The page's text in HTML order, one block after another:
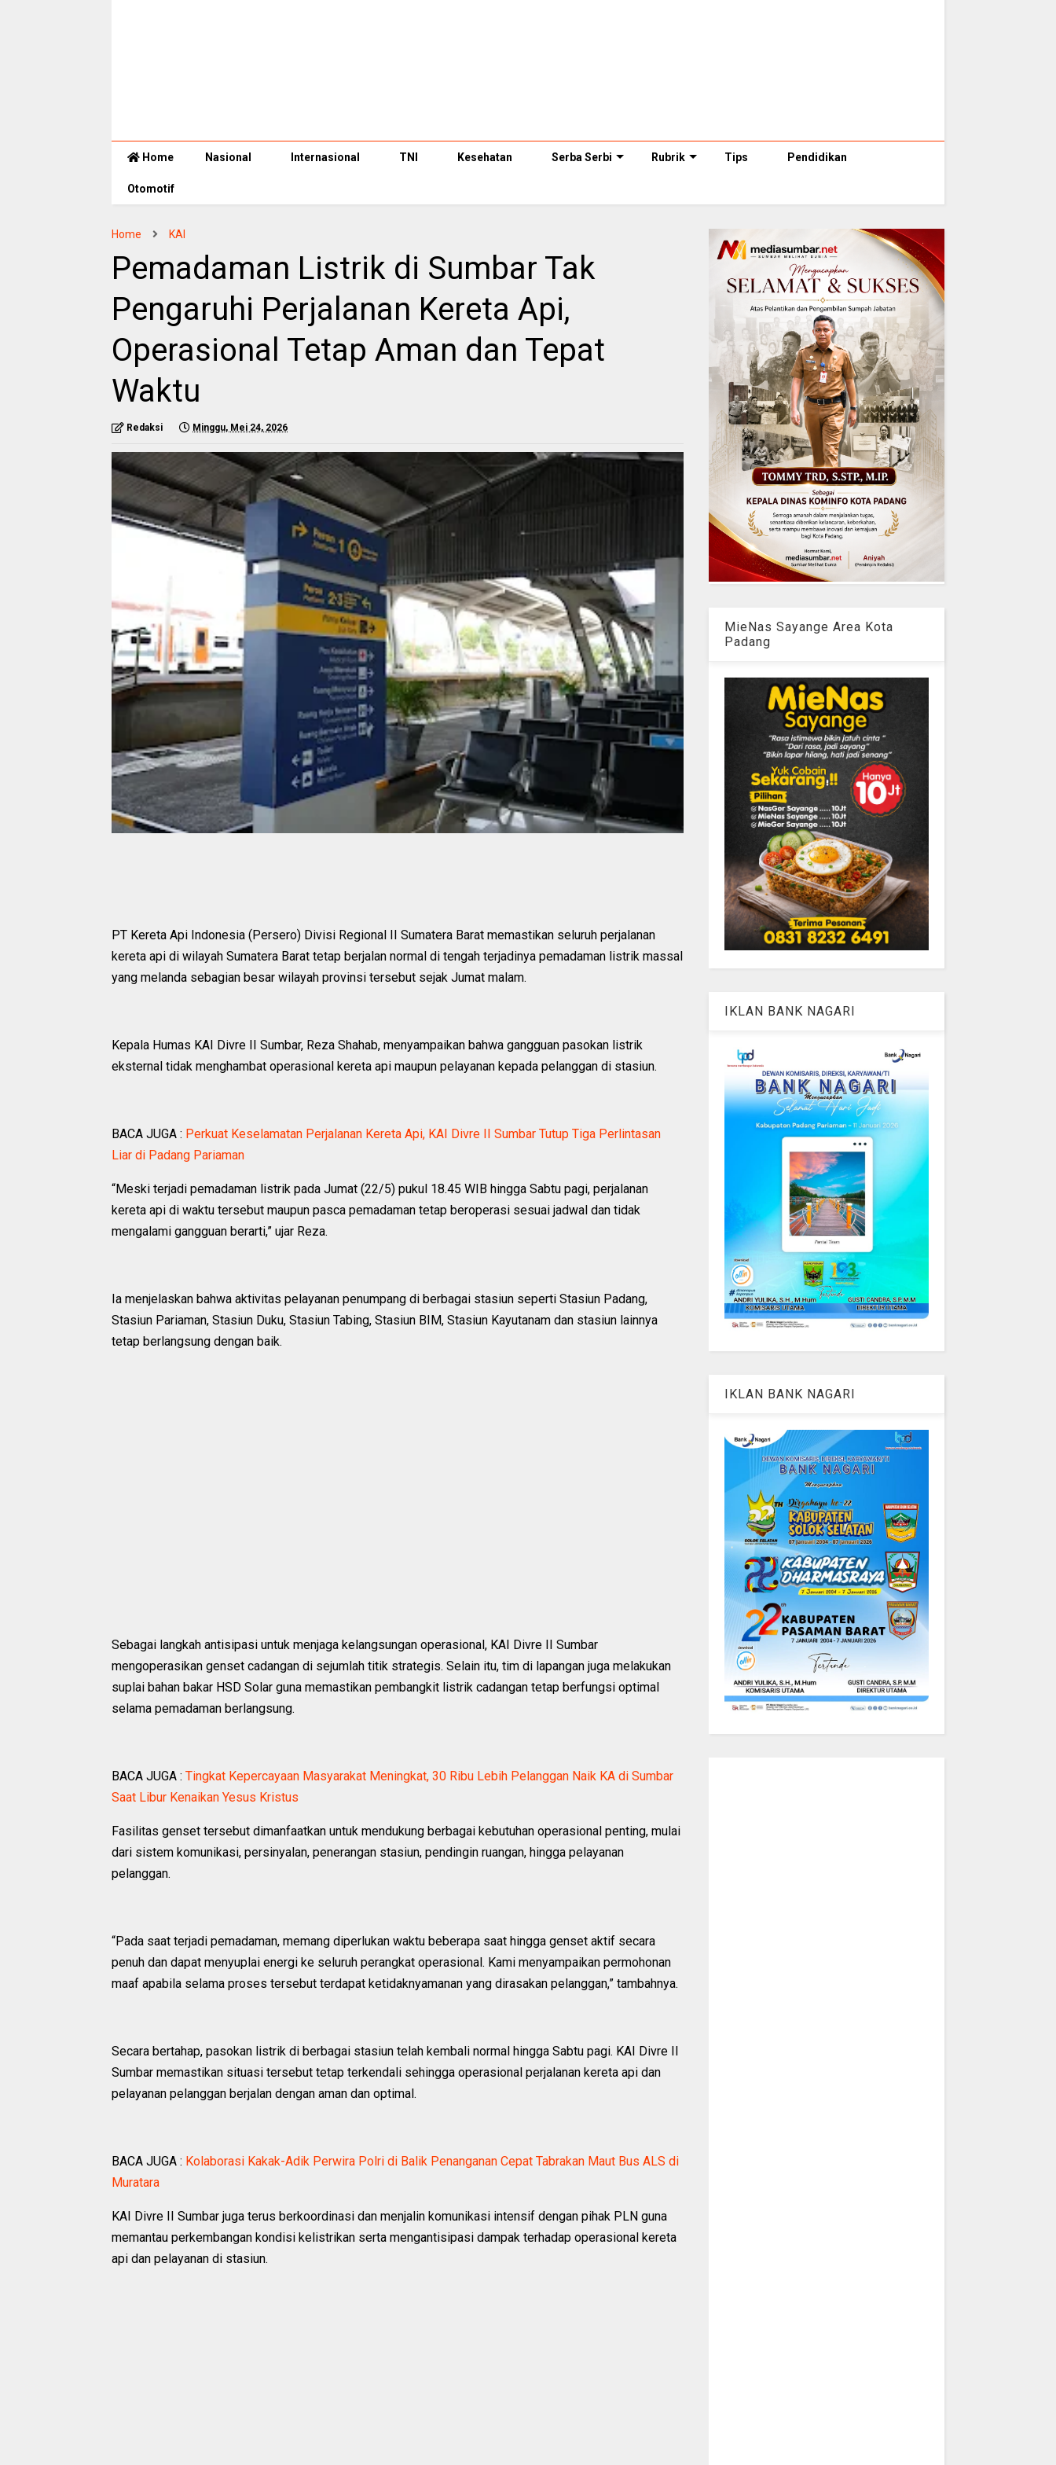
Home Nasional Internasional TNI Kesehatan Serba Serbi Rubrik Tips Pendidikan
Otomotif
Home KAI
Pemadaman Listrik di Sumbar Tak
Pengaruhi Perjalanan Kereta Api,
Operasional Tetap Aman dan Tepat
Waktu
Redaksi Minggu, Mei 24, 2026
PT Kereta Api Indonesia (Persero) Divisi Regional II Sumatera Barat memastikan seluruh perjalanan
kereta api di wilayah Sumatera Barat tetap berjalan normal di tengah terjadinya pemadaman listrik massal
yang melanda sebagian besar wilayah provinsi tersebut sejak Jumat malam.
Kepala Humas KAI Divre II Sumbar, Reza Shahab, menyampaikan bahwa gangguan pasokan listrik
eksternal tidak menghambat operasional kereta api maupun pelayanan kepada pelanggan di stasiun.
BACA JUGA : Perkuat Keselamatan Perjalanan Kereta Api, KAI Divre II Sumbar Tutup Tiga Perlintasan
Liar di Padang Pariaman
“Meski terjadi pemadaman listrik pada Jumat (22/5) pukul 18.45 WIB hingga Sabtu pagi, perjalanan
kereta api di waktu tersebut maupun pasca pemadaman tetap beroperasi sesuai jadwal dan tidak
mengalami gangguan berarti,” ujar Reza.
Ia menjelaskan bahwa aktivitas pelayanan penumpang di berbagai stasiun seperti Stasiun Padang,
Stasiun Pariaman, Stasiun Duku, Stasiun Tabing, Stasiun BIM, Stasiun Kayutanam dan stasiun lainnya
tetap berlangsung dengan baik.
Sebagai langkah antisipasi untuk menjaga kelangsungan operasional, KAI Divre II Sumbar
mengoperasikan genset cadangan di sejumlah titik strategis. Selain itu, tim di lapangan juga melakukan
suplai bahan bakar HSD Solar guna memastikan pembangkit listrik cadangan tetap berfungsi optimal
selama pemadaman berlangsung.
BACA JUGA : Tingkat Kepercayaan Masyarakat Meningkat, 30 Ribu Lebih Pelanggan Naik KA di Sumbar
Saat Libur Kenaikan Yesus Kristus
Fasilitas genset tersebut dimanfaatkan untuk mendukung berbagai kebutuhan operasional penting, mulai
dari sistem komunikasi, persinyalan, penerangan stasiun, pendingin ruangan, hingga pelayanan
pelanggan.
“Pada saat terjadi pemadaman, memang diperlukan waktu beberapa saat hingga genset aktif secara
penuh dan dapat menyuplai energi ke seluruh perangkat operasional. Kami menyampaikan permohonan
maaf apabila selama proses tersebut terdapat ketidaknyamanan yang dirasakan pelanggan,” tambahnya.
Secara bertahap, pasokan listrik di berbagai stasiun telah kembali normal hingga Sabtu pagi. KAI Divre II
Sumbar memastikan situasi tersebut tetap terkendali sehingga operasional perjalanan kereta api dan
pelayanan pelanggan berjalan dengan aman dan optimal.
BACA JUGA : Kolaborasi Kakak-Adik Perwira Polri di Balik Penanganan Cepat Tabrakan Maut Bus ALS di
Muratara
KAI Divre II Sumbar juga terus berkoordinasi dan menjalin komunikasi intensif dengan pihak PLN guna
memantau perkembangan kondisi kelistrikan serta mengantisipasi dampak terhadap operasional kereta
api dan pelayanan di stasiun.
MieNas Sayange Area Kota
Padang
IKLAN BANK NAGARI
IKLAN BANK NAGARI